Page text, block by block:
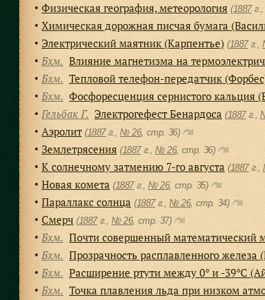
● Физическая география, метеорология (1887
● Химическая дорожная писчая бумага
● Электрический маятник (Карпентье) (1887г.,
● Бхм. Влияние магнетизма на
● Бхм. Тепловой телефон-передатчик
● Бхм. Фосфоресценция сернистого кальция
● Гельбак Г. Электрогефест Бенардоса (1887г.,
● Аэролит (1887г.,№ 26, cтр. 36)
● Землетрясения (1887г.,№ 26, cтр. 36)
● К солнечному затмению 7-го августа (1887г.,
● Новая комета (1887г.,№ 26, cтр. 35)
● Параллакс солнца (1887г.,№ 26, cтр. 34)
● Смерч (1887г.,№ 26, cтр. 37)
● Бхм. Почти совершенный математический
● Бхм. Прозрачность расплавленного железа
● Бхм. Расширение ртути между 0° и -39°С
● Бхм. Точка плавления льда при низком